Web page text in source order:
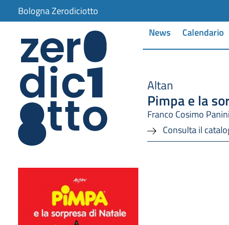
Bologna Zerodiciotto
News Calendario
Altan
Pimpa e la
Franco Cosimo
Consulta il